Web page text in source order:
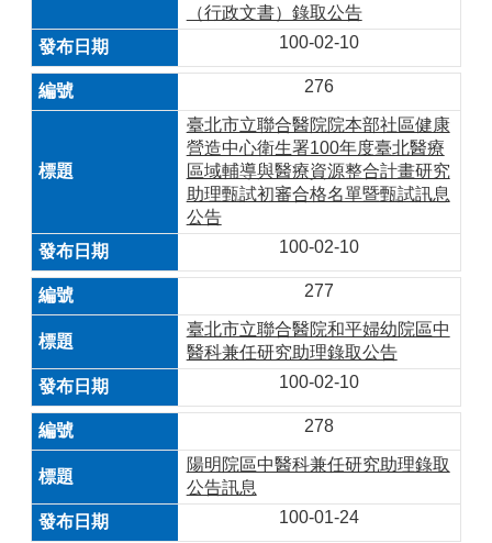
（行政文書）錄取公告
100-02-10
276
臺北市立聯合醫院院本部社區健康
營造中心衛生署100年度臺北醫療
區域輔導與醫療資源整合計畫研究
助理甄試初審合格名單暨甄試訊息
公告
100-02-10
277
臺北市立聯合醫院和平婦幼院區中
醫科兼任研究助理錄取公告
100-02-10
278
陽明院區中醫科兼任研究助理錄取
公告訊息
100-01-24